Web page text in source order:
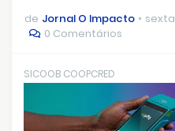
de Jornal O Impacto
0 Comentários
SICOOB COOPCRED